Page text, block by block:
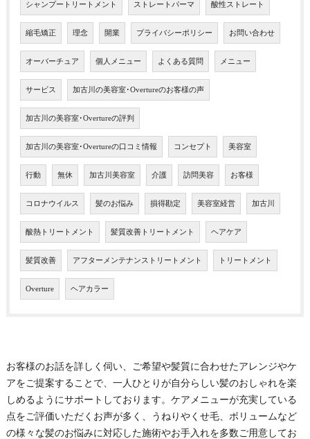
シャンプートリートメント ストレートパーマ 酸性ストレート
縮毛矯正 理念 開業 プライバシーポリシー お問い合わせ
オーバーチュア 個人メニュー よくある質問 メニュー
サービス 加古川の美容室･Overtureのお客様の声
加古川の美容室･Overtureの評判
加古川の美容室･Overtureの口コミ情報 コンセプト 美容室
行動 無休 加古川美容室 介護 訪問美容 お客様
コロナウイルス 髪のお悩み 損得勘定 美容室経営 加古川
酸熱トリートメント 髪質改善トリートメント ヘアケア
髪質改善 アフターメンテナンストリートメント トリートメント
Overture ヘアカラー
お客様のお話を詳しく伺い、ご希望や髪質に合わせたアレンジやケ
アをご提案することで、一人ひとりが自分らしい髪のおしゃれを楽
しめるようにサポートしております。ケアメニューが充実している
点をご評価いただくお声が多く、うねりやくせ毛、ボリュームなど
の様々な髪のお悩みに対応した施術やお手入れを多数ご用意してお